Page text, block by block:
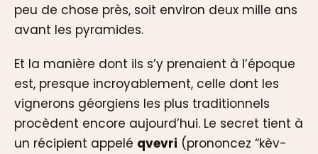
peu de chose près, soit environ deux mille ans
avant les pyramides.
Et la manière dont ils s’y prenaient à l’époque
est, presque incroyablement, celle dont les
vignerons géorgiens les plus traditionnels
procèdent encore aujourd’hui. Le secret tient à
un récipient appelé qvevri (prononcez “kèv-